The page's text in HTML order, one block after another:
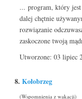
... program, który jest
dalej chętnie
rozwiązanie
zaskoczone twoją
Utworzone: 03 lipiec
8. Kołobrzeg
(Wspomnienia z wakacji)